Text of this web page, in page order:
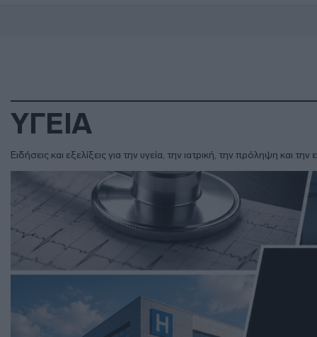
ΥΓΕΙΑ
Ειδήσεις και εξελίξεις για την υγεία, την ιατρική, την πρόληψη και